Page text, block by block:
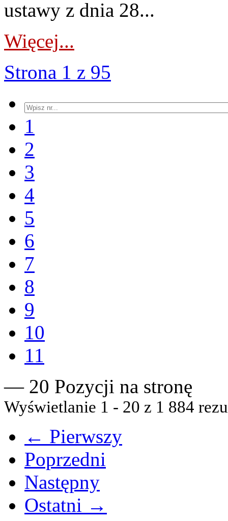
ustawy z dnia 28...
Więcej...
Strona 1 z 95
1
2
3
4
5
6
7
8
9
10
11
— 20 Pozycji na stronę
Wyświetlanie 1 - 20 z 1 884
← Pierwszy
Poprzedni
Następny
Ostatni →